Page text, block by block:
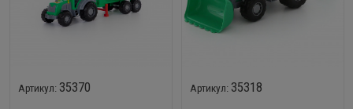
35370
35318